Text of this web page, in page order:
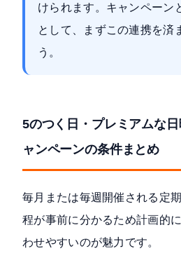
けられます。キャンペーン
として、まずこの連携を済
う。
5のつく日・プレミアムな
ャンペーンの条件まとめ
毎月または毎週開催される定
程が事前に分かるため計画的
わせやすいのが魅力です。